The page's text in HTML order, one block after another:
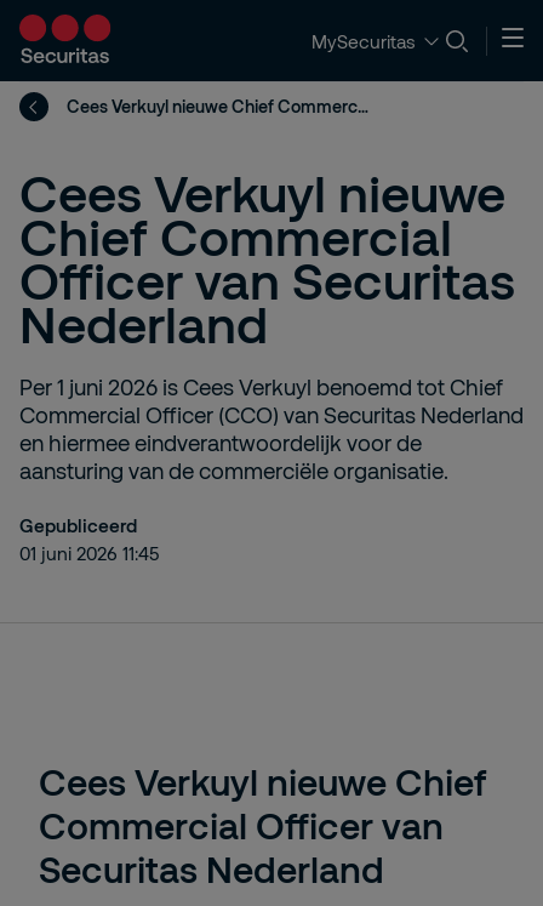
MySecuritas
Cees Verkuyl nieuwe Chief Commercial Officer van Securitas Nederland
Cees Verkuyl nieuwe
Chief Commercial
Officer van Securitas
Nederland
Per 1 juni 2026 is Cees Verkuyl benoemd tot Chief
Commercial Officer (CCO) van Securitas Nederland
en hiermee eindverantwoordelijk voor de
aansturing van de commerciële organisatie.
Gepubliceerd
01 juni 2026 11:45
Cees Verkuyl nieuwe Chief
Commercial Officer van
Securitas Nederland